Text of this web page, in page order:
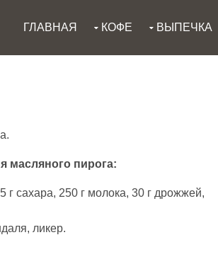
ГЛАВНАЯ КОФЕ ВЫПЕЧКА
масляного пирога:
г сахара, 250 г молока, 30 г дрожжей,
ликер.